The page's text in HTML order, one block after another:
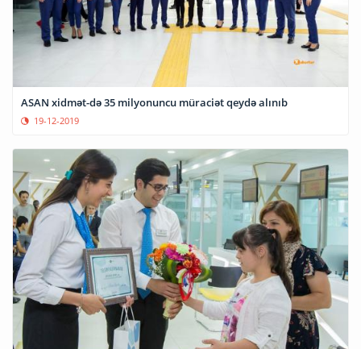
ASAN xidmət-də 35 milyonuncu müraciət qeydə alınıb
19-12-2019